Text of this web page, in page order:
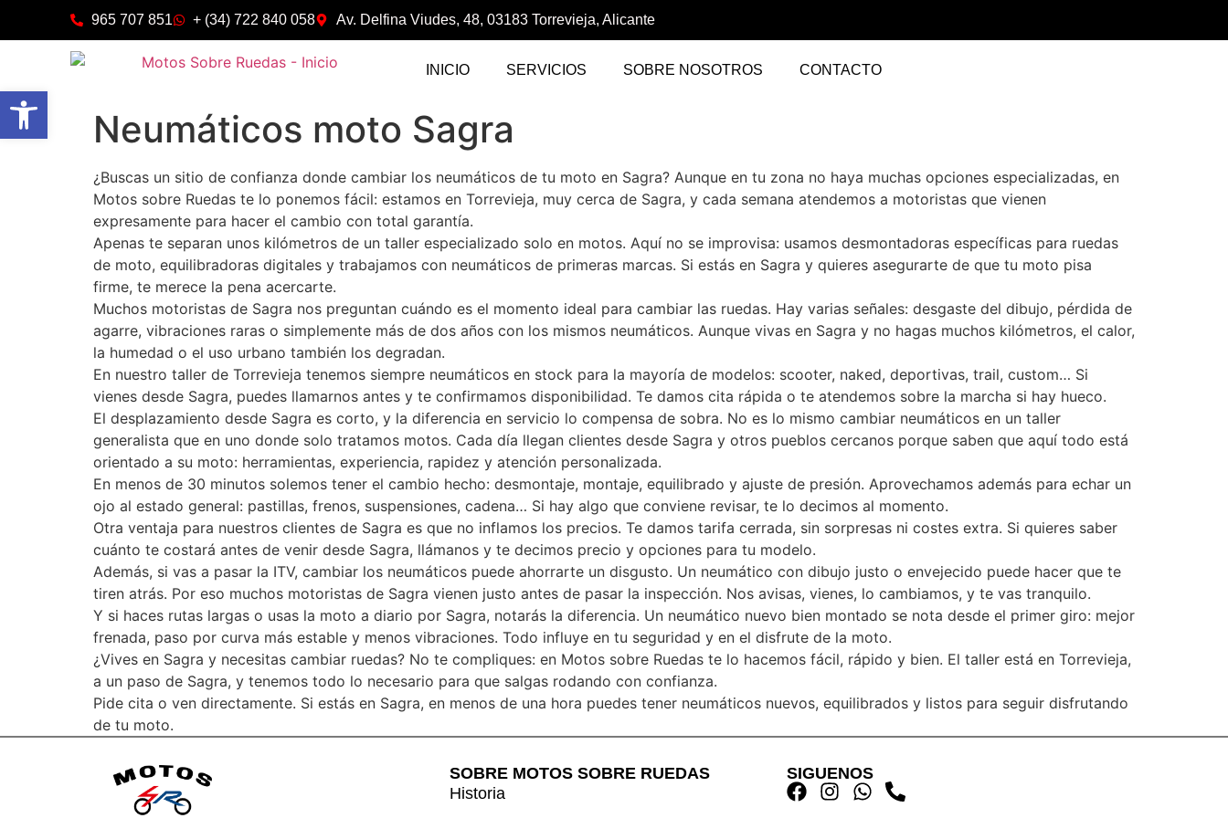
Abrir barra de herramientas
965 707 851 + (34) 722 840 058 Av. Delfina Viudes, 48, 03183 Torrevieja, Alicante
INICIO SERVICIOS SOBRE NOSOTROS CONTACTO
Neumáticos moto Sagra
¿Buscas un sitio de confianza donde cambiar los neumáticos de tu moto en Sagra? Aunque en tu zona no haya muchas opciones especializadas, en
Motos sobre Ruedas te lo ponemos fácil: estamos en Torrevieja, muy cerca de Sagra, y cada semana atendemos a motoristas que vienen
expresamente para hacer el cambio con total garantía.
Apenas te separan unos kilómetros de un taller especializado solo en motos. Aquí no se improvisa: usamos desmontadoras específicas para ruedas
de moto, equilibradoras digitales y trabajamos con neumáticos de primeras marcas. Si estás en Sagra y quieres asegurarte de que tu moto pisa
firme, te merece la pena acercarte.
Muchos motoristas de Sagra nos preguntan cuándo es el momento ideal para cambiar las ruedas. Hay varias señales: desgaste del dibujo, pérdida de
agarre, vibraciones raras o simplemente más de dos años con los mismos neumáticos. Aunque vivas en Sagra y no hagas muchos kilómetros, el calor,
la humedad o el uso urbano también los degradan.
En nuestro taller de Torrevieja tenemos siempre neumáticos en stock para la mayoría de modelos: scooter, naked, deportivas, trail, custom… Si
vienes desde Sagra, puedes llamarnos antes y te confirmamos disponibilidad. Te damos cita rápida o te atendemos sobre la marcha si hay hueco.
El desplazamiento desde Sagra es corto, y la diferencia en servicio lo compensa de sobra. No es lo mismo cambiar neumáticos en un taller
generalista que en uno donde solo tratamos motos. Cada día llegan clientes desde Sagra y otros pueblos cercanos porque saben que aquí todo está
orientado a su moto: herramientas, experiencia, rapidez y atención personalizada.
En menos de 30 minutos solemos tener el cambio hecho: desmontaje, montaje, equilibrado y ajuste de presión. Aprovechamos además para echar un
ojo al estado general: pastillas, frenos, suspensiones, cadena… Si hay algo que conviene revisar, te lo decimos al momento.
Otra ventaja para nuestros clientes de Sagra es que no inflamos los precios. Te damos tarifa cerrada, sin sorpresas ni costes extra. Si quieres saber
cuánto te costará antes de venir desde Sagra, llámanos y te decimos precio y opciones para tu modelo.
Además, si vas a pasar la ITV, cambiar los neumáticos puede ahorrarte un disgusto. Un neumático con dibujo justo o envejecido puede hacer que te
tiren atrás. Por eso muchos motoristas de Sagra vienen justo antes de pasar la inspección. Nos avisas, vienes, lo cambiamos, y te vas tranquilo.
Y si haces rutas largas o usas la moto a diario por Sagra, notarás la diferencia. Un neumático nuevo bien montado se nota desde el primer giro: mejor
frenada, paso por curva más estable y menos vibraciones. Todo influye en tu seguridad y en el disfrute de la moto.
¿Vives en Sagra y necesitas cambiar ruedas? No te compliques: en Motos sobre Ruedas te lo hacemos fácil, rápido y bien. El taller está en Torrevieja,
a un paso de Sagra, y tenemos todo lo necesario para que salgas rodando con confianza.
Pide cita o ven directamente. Si estás en Sagra, en menos de una hora puedes tener neumáticos nuevos, equilibrados y listos para seguir disfrutando
de tu moto.
SOBRE MOTOS SOBRE RUEDAS
Historia
SIGUENOS